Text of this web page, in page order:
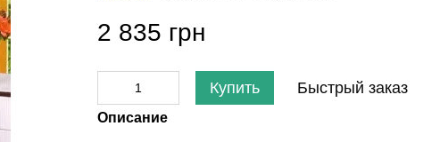
2 835 грн
Купить Быстрый заказ
Описание